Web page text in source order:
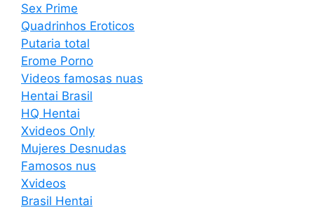
Sex Prime
Quadrinhos Eroticos
Putaria total
Erome Porno
Videos famosas nuas
Hentai Brasil
HQ Hentai
Xvideos Only
Mujeres Desnudas
Famosos nus
Xvideos
Brasil Hentai